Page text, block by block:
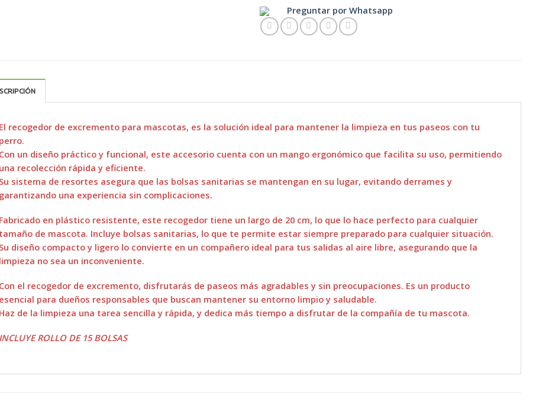
Preguntar por Whatsapp
El recogedor de excremento para mascotas, es la solución ideal para mantener la limpieza en tus paseos con tu
perro.
Con un diseño práctico y funcional, este accesorio cuenta con un mango ergonómico que facilita su uso, permitiendo
una recolección rápida y eficiente.
Su sistema de resortes asegura que las bolsas sanitarias se mantengan en su lugar, evitando derrames y
garantizando una experiencia sin complicaciones.
Fabricado en plástico resistente, este recogedor tiene un largo de 20 cm, lo que lo hace perfecto para cualquier
tamaño de mascota. Incluye bolsas sanitarias, lo que te permite estar siempre preparado para cualquier situación.
Su diseño compacto y ligero lo convierte en un compañero ideal para tus salidas al aire libre, asegurando que la
limpieza no sea un inconveniente.
Con el recogedor de excremento, disfrutarás de paseos más agradables y sin preocupaciones. Es un producto
esencial para dueños responsables que buscan mantener su entorno limpio y saludable.
Haz de la limpieza una tarea sencilla y rápida, y dedica más tiempo a disfrutar de la compañía de tu mascota.
INCLUYE ROLLO DE 15 BOLSAS